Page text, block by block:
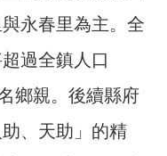
永春里為主。全
過全鎮人口
鄉親。後續縣府
、天助」的精